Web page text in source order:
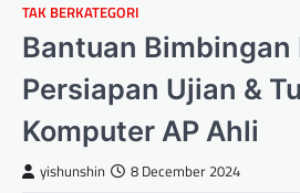
TAK BERKATEGORI
Bantuan Bimbingan
Persiapan Ujian &
Komputer AP Ahli
yishunshin 8 December 2024